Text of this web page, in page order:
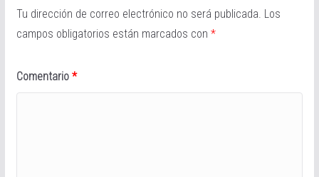
Tu dirección de correo electrónico no será publicada. Los
campos obligatorios están marcados con *
Comentario *